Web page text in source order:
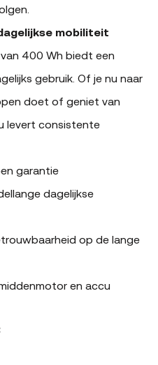
mobiliteit
400 Wh biedt een
gebruik. Of je nu naar
doet of geniet van
levert consistente
garantie
dagelijkse
op de lange
en accu